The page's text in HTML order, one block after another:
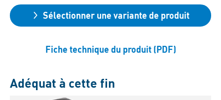
Sélectionner une variante de produit
Fiche technique du produit (PDF)
Adéquat à cette fin